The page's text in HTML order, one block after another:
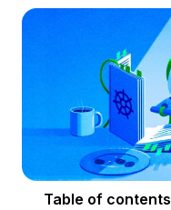
Table of contents